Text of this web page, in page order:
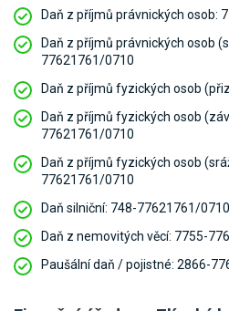
Daň z příjmů právnických osob:
Daň z příjmů právnických osob
77621761/0710
Daň z příjmů fyzických osob
Daň z příjmů fyzických osob
77621761/0710
Daň z příjmů fyzických osob
77621761/0710
Daň silniční: 748-77621761/0710
Daň z nemovitých věcí: 7755-
Paušální daň / pojistné: 2866-